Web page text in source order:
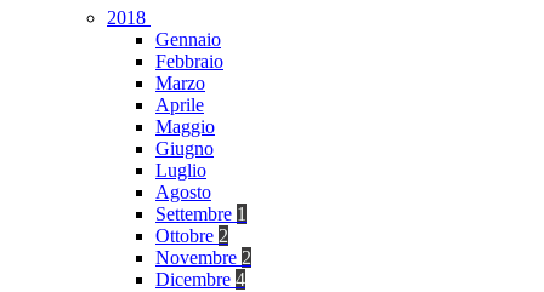
2018
Gennaio
Febbraio
Marzo
Aprile
Maggio
Giugno
Luglio
Agosto
Settembre 1
Ottobre 2
Novembre 2
Dicembre 4